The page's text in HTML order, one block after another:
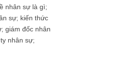
nhân sự là gì;
sự; kiến thức
; giám đốc nhân
nhân sự;